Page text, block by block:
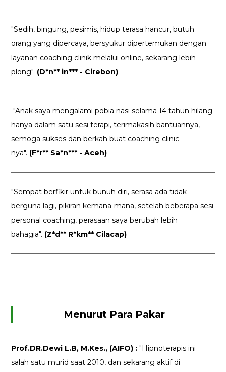
"Sedih, bingung, pesimis, hidup terasa hancur, butuh
orang yang dipercaya, bersyukur dipertemukan dengan
layanan coaching clinik melalui online, sekarang lebih
plong". (D*n** in*** - Cirebon)
"Anak saya mengalami pobia nasi selama 14 tahun hilang
hanya dalam satu sesi terapi, terimakasih bantuannya,
semoga sukses dan berkah buat coaching clinic-
nya". (F*r** Sa*n*** - Aceh)
"Sempat berfikir untuk bunuh diri, serasa ada tidak
berguna lagi, pikiran kemana-mana, setelah beberapa sesi
personal coaching, perasaan saya berubah lebih
bahagia". (Z*d** R*km** Cilacap)
Menurut Para Pakar
Prof.DR.Dewi L.B, M.Kes., (AIFO) :"Hipnoterapis ini
salah satu murid saat 2010, dan sekarang aktif di